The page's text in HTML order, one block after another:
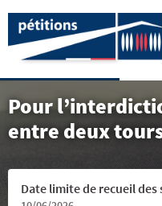
Pour
entre deux
Date limite de recueil des